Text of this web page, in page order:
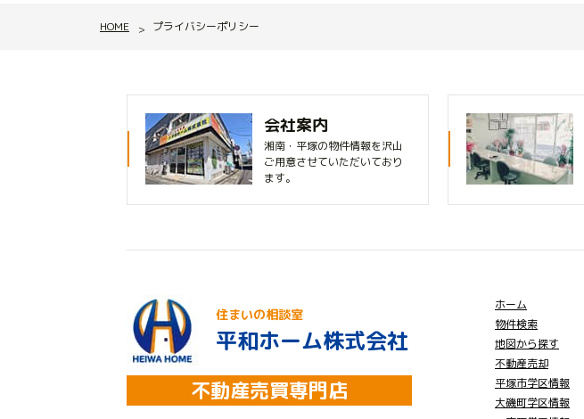
HOME プライバシーポリシー
会社案内
湘南・平塚の物件情報を沢山
ご用意させていただいており
ます。
住まいの相談室
平和ホーム株式会社
不動産売買専門店
ホーム
物件検索
地図から探す
不動産売却
平塚市学区情報
大磯町学区情報